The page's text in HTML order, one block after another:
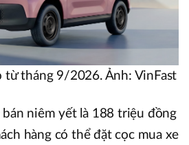
từ tháng 9/2026. Ảnh: VinFast
bán niêm yết là 188 triệu đồng
hàng có thể đặt cọc mua xe